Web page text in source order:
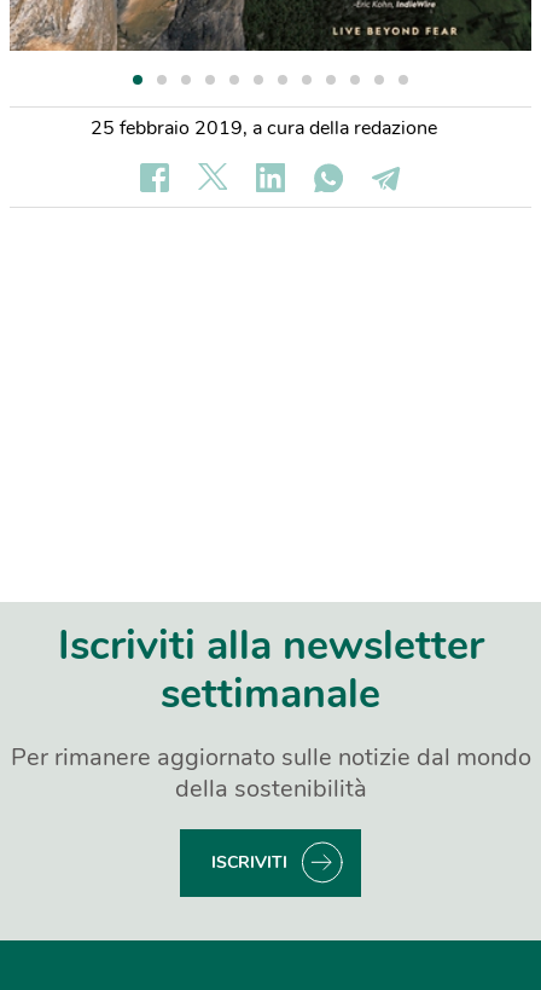
25 febbraio 2019, a cura della redazione
Iscriviti alla newsletter
settimanale
Per rimanere aggiornato sulle notizie dal mondo
della sostenibilità
ISCRIVITI